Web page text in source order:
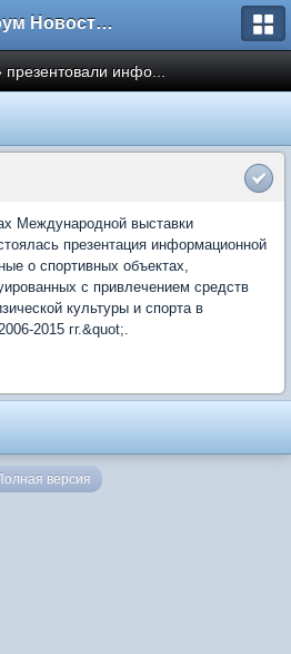
Форум Новостройки
презентовали инфо...
Международной выставки
презентация информационной
о спортивных объектах,
с привлечением средств
культуры и спорта в
2015 гг.&quot;.
версия